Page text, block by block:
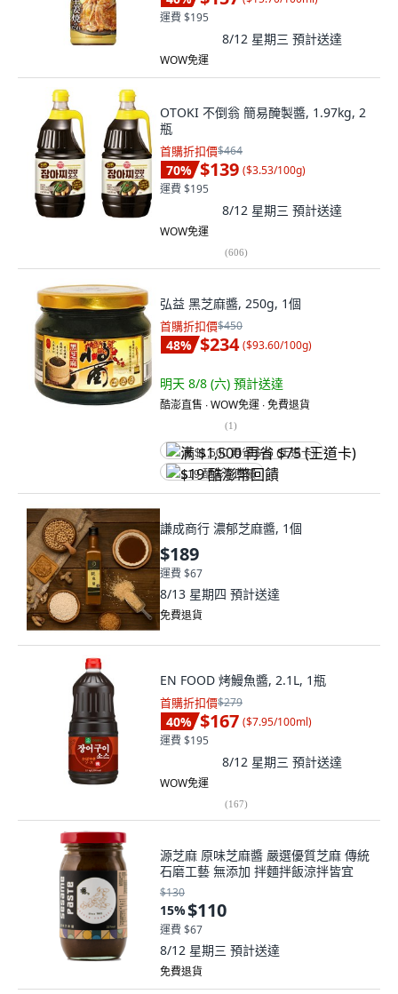
運費 $195
8/12 星期三 預計送達
WOW免運
OTOKI 不倒翁 簡易醃製醬, 1.97kg, 2
瓶
首購折扣價$464
70% $139 ($3.53/100g)
運費 $195
8/12 星期三 預計送達
WOW免運
(606)
弘益 黑芝麻醬, 250g, 1個
首購折扣價$450
48% $234 ($93.60/100g)
明天 8/8 (六) 預計送達
酷澎直售 ∙ WOW免運 ∙ 免費退貨
(1)
满 $1,500 再省 $75 (王道卡)
$19 酷澎幣回饋
謙成商行 濃郁芝麻醬, 1個
$189
運費 $67
8/13 星期四 預計送達
免費退貨
EN FOOD 烤鰻魚醬, 2.1L, 1瓶
首購折扣價$279
40% $167 ($7.95/100ml)
運費 $195
8/12 星期三 預計送達
WOW免運
(167)
源芝麻 原味芝麻醬 嚴選優質芝麻 傳統
石磨工藝 無添加 拌麵拌飯涼拌皆宜
$130
15%$110
運費 $67
8/12 星期三 預計送達
免費退貨